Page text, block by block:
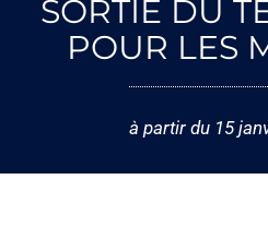
SORTIE DU
POUR LES
à partir du 15